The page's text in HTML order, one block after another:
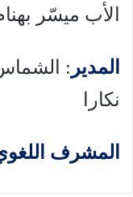
الأب ميسّر
المدير :
نكارا
المشرف